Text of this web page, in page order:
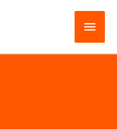
主
要